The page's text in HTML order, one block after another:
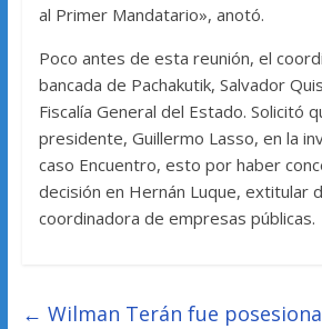
al Primer Mandatario», anotó.
Poco antes de esta reunión, el
bancada de Pachakutik, Salvador
Fiscalía General del Estado. Solicitó
presidente, Guillermo Lasso, en la
caso Encuentro, esto por haber
decisión en Hernán Luque, extitular
coordinadora de empresas públicas.
← Wilman Terán fue